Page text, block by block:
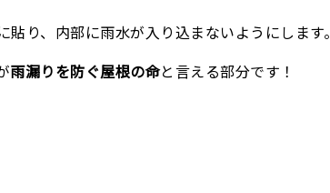
り、内部に雨水が入り込まないようにします。
雨漏りを防ぐ屋根の命と言える部分です！